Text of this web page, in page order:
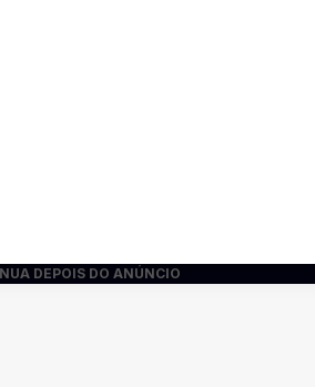
DEPOIS DO ANÚNCIO